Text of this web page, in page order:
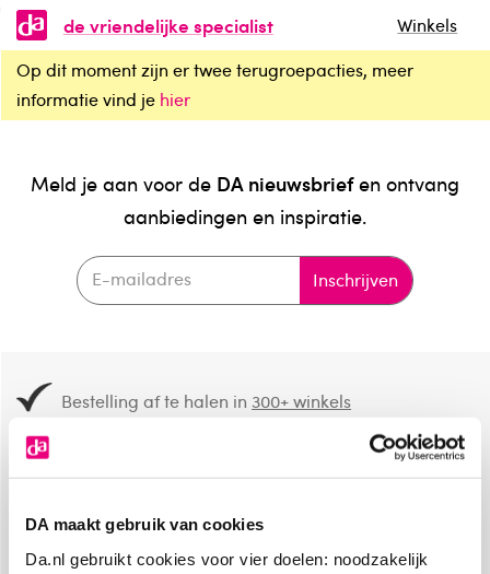
DA maakt gebruik van cookies
Da.nl gebruikt cookies voor vier doelen: noodzakelijk
de vriendelijke specialist
Winkels
Op dit moment zijn er twee terugroepacties, meer
informatie vind je hier
Meld je aan voor de DA nieuwsbriefen ontvang
aanbiedingen en inspiratie.
Inschrijven
Bestelling af te halen in300+ winkels
8.6 uit4.106 reviews